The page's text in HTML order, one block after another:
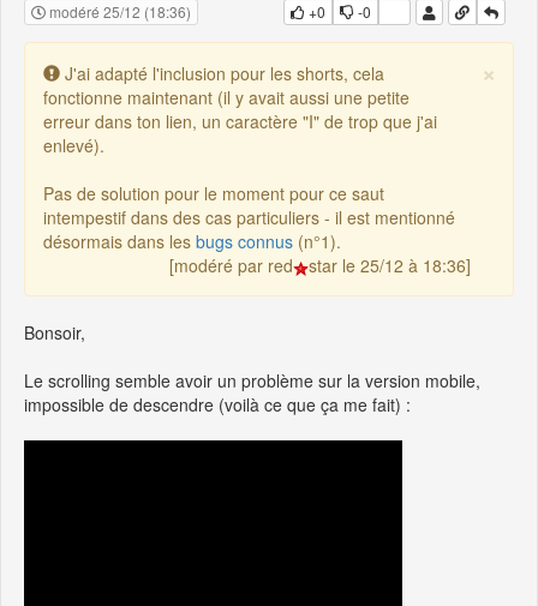
modéré 25/12 (18:36)
+0 -0
×
J'ai adapté l'inclusion pour les shorts, cela
fonctionne maintenant (il y avait aussi une petite
erreur dans ton lien, un caractère "I" de trop que j'ai
enlevé).
Pas de solution pour le moment pour ce saut
intempestif dans des cas particuliers - il est mentionné
désormais dans les bugs connus (n°1).
[modéré par red
star le 25/12 à 18:36]
Bonsoir,
Le scrolling semble avoir un problème sur la version mobile,
impossible de descendre (voilà ce que ça me fait) :